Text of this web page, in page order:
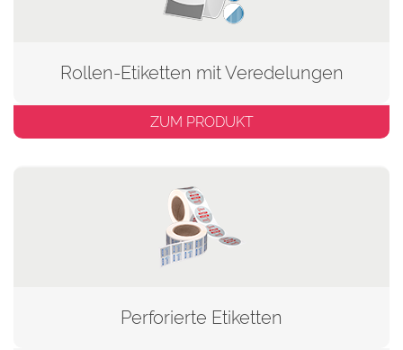
Rollen-Etiketten mit Veredelungen
ZUM PRODUKT
Perforierte Etiketten